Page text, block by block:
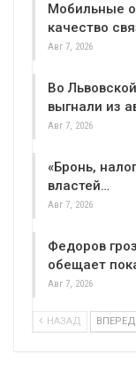
Мобильные
качество
Авг 7, 2026
Во
выгнали из
Авг 7, 2026
«Бронь,
властей…
Авг 7, 2026
Федоров
обещает
Авг 7, 2026
НАЗАД ВПЕРЕД